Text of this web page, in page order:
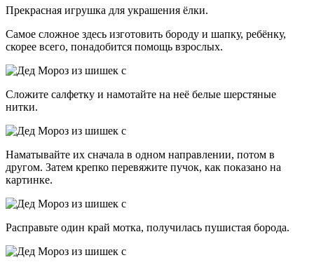
Прекрасная игрушка для украшения ёлки.
Самое сложное здесь изготовить бороду и шапку, ребёнку,
скорее всего, понадобится помощь взрослых.
Сложите салфетку и намотайте на неё белые шерстяные
нитки.
Наматывайте их сначала в одном направлении, потом в
другом. Затем крепко перевяжите пучок, как показано на
картинке.
Расправьте один край мотка, получилась пушистая борода.